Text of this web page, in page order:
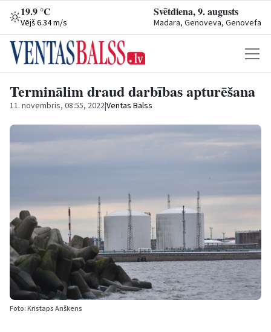
19.9 °C
Vējš 6.34 m/s
Svētdiena, 9. augusts
Madara, Genoveva, Genovefa
Terminālim draud darbības apturēšana
11. novembris, 08:55, 2022|Ventas Balss
Foto: Kristaps Anškens